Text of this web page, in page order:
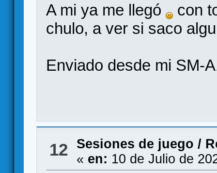
A mi ya me llegó
con
chulo, a ver si saco
Enviado desde mi SM-
12 Sesiones de juego /
« en: 10 de Julio de